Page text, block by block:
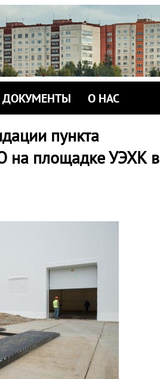
ДОКУМЕНТЫ О НАС
пункта
на площадке УЭХК в